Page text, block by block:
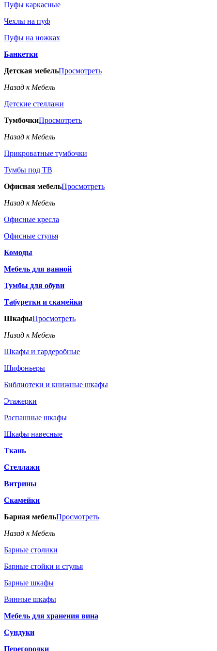
Пуфы каркасные
Чехлы на пуф
Пуфы на ножках
Банкетки
Детская мебельПросмотреть
Назад к Мебель
Детские стеллажи
ТумбочкиПросмотреть
Назад к Мебель
Прикроватные тумбочки
Тумбы под ТВ
Офисная мебельПросмотреть
Назад к Мебель
Офисные кресла
Офисные стулья
Комоды
Мебель для ванной
Тумбы для обуви
Табуретки и скамейки
ШкафыПросмотреть
Назад к Мебель
Шкафы и гардеробные
Шифоньеры
Библиотеки и книжные шкафы
Этажерки
Распашные шкафы
Шкафы навесные
Ткань
Стеллажи
Витрины
Скамейки
Барная мебельПросмотреть
Назад к Мебель
Барные столики
Барные стойки и стулья
Барные шкафы
Винные шкафы
Мебель для хранения вина
Сундуки
Перегородки